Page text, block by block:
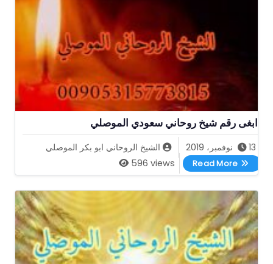
ابغى رقم شيخ روحاني سعودي الموصلي
13 نوفمبر، 2019
الشيخ الروحاني ابو بكر الموصلي
596 views
Read More
ابغى رقم شيخ روحاني سعودي الموصلي